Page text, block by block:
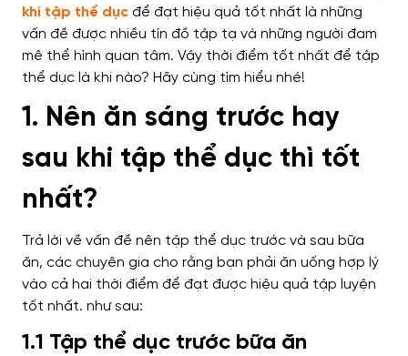
khi tập thể dục để đạt hiệu quả tốt nhất là những
vấn đề được nhiều tín đồ tập tạ và những người đam
mê thể hình quan tâm. Vậy thời điểm tốt nhất để tập
thể dục là khi nào? Hãy cùng tìm hiểu nhé!
1. Nên ăn sáng trước hay
sau khi tập thể dục thì tốt
nhất?
Trả lời về vấn đề nên tập thể dục trước và sau bữa
ăn, các chuyên gia cho rằng bạn phải ăn uống hợp lý
vào cả hai thời điểm để đạt được hiệu quả tập luyện
tốt nhất. như sau:
1.1 Tập thể dục trước bữa ăn